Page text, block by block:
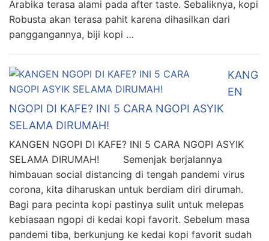
Arabika terasa alami pada after taste. Sebaliknya, kopi
Robusta akan terasa pahit karena dihasilkan dari
panggangannya, biji kopi …
KANG
EN
NGOPI DI KAFE? INI 5 CARA NGOPI ASYIK
SELAMA DIRUMAH!
KANGEN NGOPI DI KAFE? INI 5 CARA NGOPI ASYIK
SELAMA DIRUMAH! Semenjak berjalannya
himbauan social distancing di tengah pandemi virus
corona, kita diharuskan untuk berdiam diri dirumah.
Bagi para pecinta kopi pastinya sulit untuk melepas
kebiasaan ngopi di kedai kopi favorit. Sebelum masa
pandemi tiba, berkunjung ke kedai kopi favorit sudah